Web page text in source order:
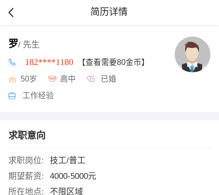
简历详情
罗/ 先生
182****1180 【查看需要80金币】
50岁 高中 已婚
工作经验
求职意向
求职岗位:
技工/普工
期望薪资:
4000-5000元
所在地点:
不限区域